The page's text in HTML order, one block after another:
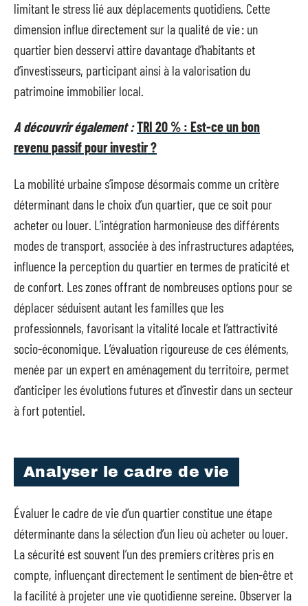
limitant le stress lié aux déplacements quotidiens. Cette
dimension influe directement sur la qualité de vie : un
quartier bien desservi attire davantage d’habitants et
d’investisseurs, participant ainsi à la valorisation du
patrimoine immobilier local.
A découvrir également :TRI 20 % : Est-ce un bon
revenu passif pour investir ?
La mobilité urbaine s’impose désormais comme un critère
déterminant dans le choix d’un quartier, que ce soit pour
acheter ou louer. L’intégration harmonieuse des différents
modes de transport, associée à des infrastructures adaptées,
influence la perception du quartier en termes de praticité et
de confort. Les zones offrant de nombreuses options pour se
déplacer séduisent autant les familles que les
professionnels, favorisant la vitalité locale et l’attractivité
socio-économique. L’évaluation rigoureuse de ces éléments,
menée par un expert en aménagement du territoire, permet
d’anticiper les évolutions futures et d’investir dans un secteur
à fort potentiel.
Analyser le cadre de vie
Évaluer le cadre de vie d’un quartier constitue une étape
déterminante dans la sélection d’un lieu où acheter ou louer.
La sécurité est souvent l’un des premiers critères pris en
compte, influençant directement le sentiment de bien-être et
la facilité à projeter une vie quotidienne sereine. Observer la